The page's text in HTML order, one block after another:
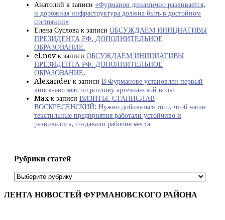
Анатолий к записи «Фурманов динамично развивается,
и дорожная инфраструктура должна быть в достойном
состоянии»
Елена Суслова к записи ОБСУЖДАЕМ ИНИЦИАТИВЫ
ПРЕЗИДЕНТА РФ. ДОПОЛНИТЕЛЬНОЕ
ОБРАЗОВАНИЕ.
el.nov к записи ОБСУЖДАЕМ ИНИЦИАТИВЫ
ПРЕЗИДЕНТА РФ. ДОПОЛНИТЕЛЬНОЕ
ОБРАЗОВАНИЕ.
Alexander к записи В Фурманове установлен первый
киоск-автомат по розливу артезианской воды
Max к записи ВИЗИТЫ. СТАНИСЛАВ
ВОСКРЕСЕНСКИЙ: Нужно добиваться того, чтоб наши
текстильные предприятия работали устойчиво и
развивались, создавали рабочие места
Рубрики статей
Рубрики
статей
ЛЕНТА НОВОСТЕЙ ФУРМАНОВСКОГО РАЙОНА